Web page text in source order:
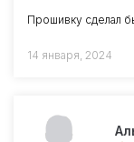
Прошивку сделал
14 января, 2024